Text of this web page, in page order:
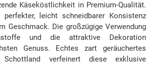
Käseköstlichkeit in Premium-Qualität.
perfekter, leicht schneidbarer Konsistenz
Geschmack. Die großzügige Verwendung
und die attraktive Dekoration
Genuss. Echtes zart geräuchertes
verfeinert diese exklusive